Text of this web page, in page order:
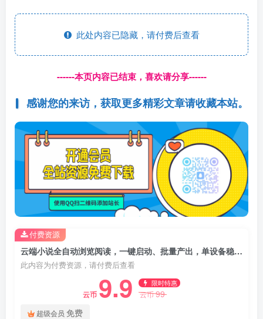
此处内容已隐藏，请付费后查看
------本页内容已结束，喜欢请分享------
感谢您的来访，获取更多精彩文章请收藏本站。
云端小说全自动浏览阅读，一键启动、批量产出，单设备稳定产出200+【揭秘】
此内容为付费资源，请付费后查看
云币 9.9 限时特惠
云币99
超级会员 免费
付费资源